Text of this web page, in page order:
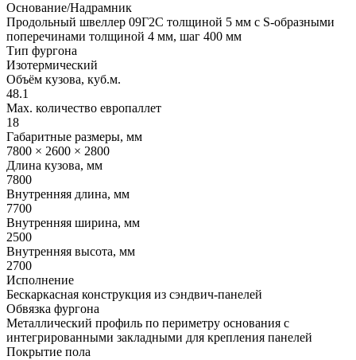
Основание/Надрамник
Продольный швеллер 09Г2С толщиной 5 мм с S-образными
поперечинами толщиной 4 мм, шаг 400 мм
Тип фургона
Изотермический
Объём кузова, куб.м.
48.1
Max. количество европаллет
18
Габаритные размеры, мм
7800 × 2600 × 2800
Длина кузова, мм
7800
Внутренняя длина, мм
7700
Внутренняя ширина, мм
2500
Внутренняя высота, мм
2700
Исполнение
Бескаркасная конструкция из сэндвич-панелей
Обвязка фургона
Металлический профиль по периметру основания с
интегрированными закладными для крепления панелей
Покрытие пола